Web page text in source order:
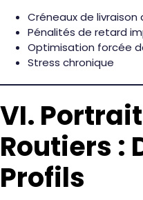
Créneaux de livraison
Pénalités de retard
Optimisation forcée
Stress chronique
VI.
Routiers :
Profils